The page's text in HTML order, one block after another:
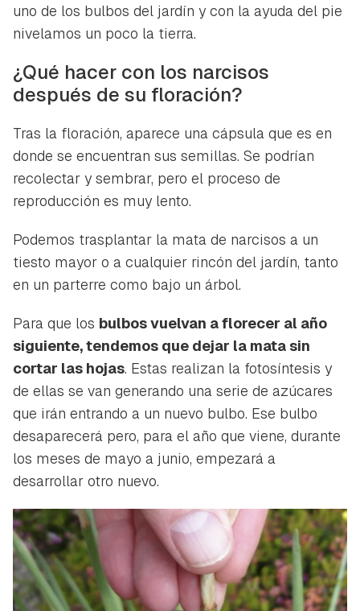
uno de los bulbos del jardín y con la ayuda del pie
nivelamos un poco la tierra.
¿Qué hacer con los narcisos
después de su floración?
Tras la floración, aparece una cápsula que es en
donde se encuentran sus semillas. Se podrían
recolectar y sembrar, pero el proceso de
reproducción es muy lento.
Podemos trasplantar la mata de narcisos a un
tiesto mayor o a cualquier rincón del jardín, tanto
en un parterre como bajo un árbol.
Para que los bulbos vuelvan a florecer al año
siguiente, tendemos que dejar la mata sin
cortar las hojas. Estas realizan la fotosíntesis y
de ellas se van generando una serie de azúcares
que irán entrando a un nuevo bulbo. Ese bulbo
desaparecerá pero, para el año que viene, durante
los meses de mayo a junio, empezará a
desarrollar otro nuevo.